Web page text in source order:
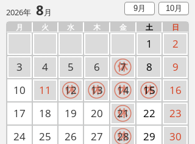
2026年 8月 9月 10月
月 火 水 木 金 土 日
1
2
3
4 5 6 7 8
9
10
11 12 13 14 15
16
17
18 19 20 21 22
23
24
25 26 27 28 29
30